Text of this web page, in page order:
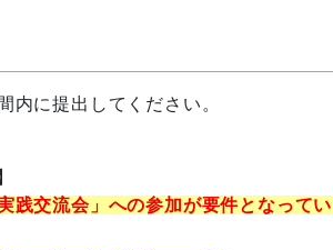
に提出してください。
践交流会」への参加が要件となって